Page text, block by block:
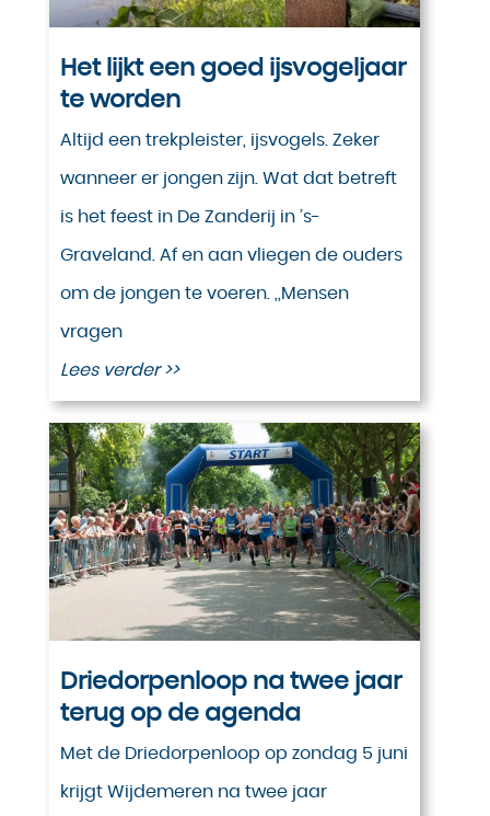
Het lijkt een goed ijsvogeljaar
te worden
Altijd een trekpleister, ijsvogels. Zeker
wanneer er jongen zijn. Wat dat betreft
is het feest in De Zanderij in ’s-
Graveland. Af en aan vliegen de ouders
om de jongen te voeren. ,,Mensen
vragen
Lees verder >>
Driedorpenloop na twee jaar
terug op de agenda
Met de Driedorpenloop op zondag 5 juni
krijgt Wijdemeren na twee jaar